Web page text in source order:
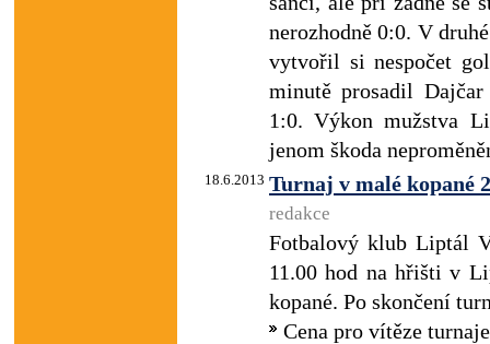
nerozhodně 0:0. V
vytvořil si nespočet
minutě prosadil
1:0. Výkon mužstva
jenom škoda
18.6.2013 Turnaj v malé kopané
redakce
Fotbalový klub Liptál
11.00 hod na hřišti v
kopané. Po skončení
Cena pro vítěze